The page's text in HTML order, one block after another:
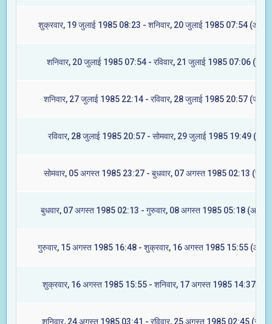
शुक्रवार, 19 जुलाई 1985 08:23 - शनिवार, 20 जुलाई 1985 07:54
शनिवार, 20 जुलाई 1985 07:54 - रविवार, 21 जुलाई 1985 07:06 (मघा)
शनिवार, 27 जुलाई 1985 22:14 - रविवार, 28 जुलाई 1985 20:57
रविवार, 28 जुलाई 1985 20:57 - सोमवार, 29 जुलाई 1985 19:49 (मूल)
सोमवार, 05 अगस्त 1985 23:27 - बुधवार, 07 अगस्त 1985 02:13 (रेवती)
बुधवार, 07 अगस्त 1985 02:13 - गुरुवार, 08 अगस्त 1985 05:18
गुरुवार, 15 अगस्त 1985 16:48 - शुक्रवार, 16 अगस्त 1985 15:55
शुक्रवार, 16 अगस्त 1985 15:55 - शनिवार, 17 अगस्त 1985 14:37
शनिवार, 24 अगस्त 1985 03:41 - रविवार, 25 अगस्त 1985 02:45